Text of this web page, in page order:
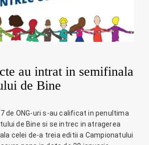
au intrat in semifinala
de Bine
de ONG-uri s-au calificat in penultima
de Bine si se intrec in atragerea
celei de-a treia editii a Campionatului